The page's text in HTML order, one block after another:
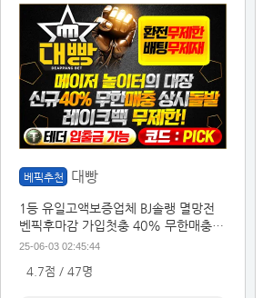
베픽추천 대빵
1등 유일고액보증업체 BJ솔랭 멸망전
벤픽후마감 가입첫충 40% 무한매충이
벤트
25-06-03 02:45:44
4.7점 / 47명